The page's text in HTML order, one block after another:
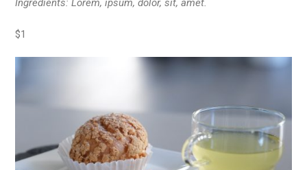
Ingredients: Lorem, ipsum, dolor, sit, amet.
$1